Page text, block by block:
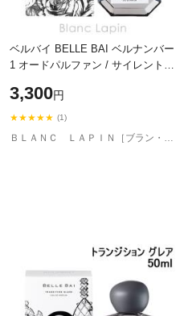
ベルバイ BELLE BAI ベルナンバー
1 オードパルファン / サイレント
水 ユニセックス 男性用 女性用
[530
3,300円
★★★★★ (1)